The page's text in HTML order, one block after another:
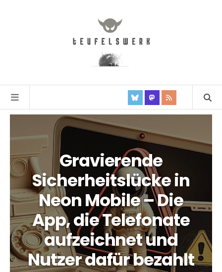
Gravierende
Sicherheitslücke in
Neon Mobile – Die
App, die Telefonate
aufzeichnet und
Nutzer dafür bezahlt